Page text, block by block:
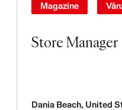
Store Manager
Magazine
Dania Beach, United